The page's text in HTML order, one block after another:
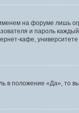
на форуме лишь
и пароль
кафе, университете
в положение «Да», то